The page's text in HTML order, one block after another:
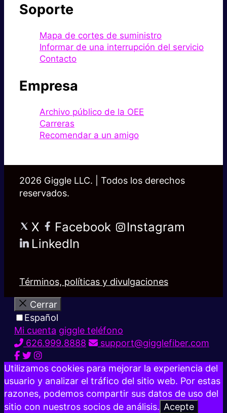
Soporte
Mapa de cortes de suministro
Informar de una interrupción del servicio
Contacto
Empresa
Archivo público de la OEE
Carreras
Recomendar a un amigo
2026 Giggle LLC. | Todos los derechos
reservados.
X Facebook
Instagram
LinkedIn
Términos, políticas y divulgaciones
Cerrar
Español
Mi cuenta giggle teléfono
626.999.8888
support@gigglefiber.com
Utilizamos cookies para mejorar la experiencia del
usuario y analizar el tráfico del sitio web. Por estas
razones, podemos compartir sus datos de uso del
sitio con nuestros socios de análisis. Acepte